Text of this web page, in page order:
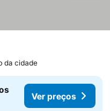
da cidade
Ver preços